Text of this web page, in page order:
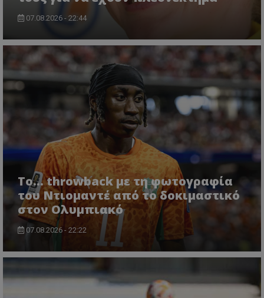
07.08.2026 - 22:44
Το... throwback με τη φωτογραφία
του Ντιομαντέ από το δοκιμαστικό
στον Ολυμπιακό
07.08.2026 - 22:22